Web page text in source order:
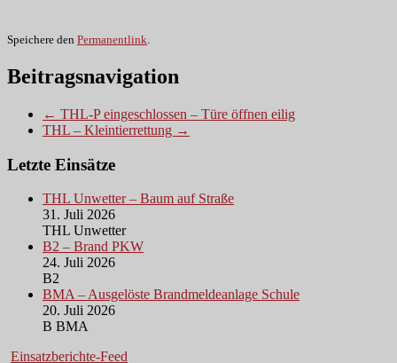
Speichere den Permanentlink.
Beitragsnavigation
← THL-P eingeschlossen – Türe öffnen eilig
THL – Kleintierrettung →
Letzte Einsätze
THL Unwetter – Baum auf Straße
31. Juli 2026
THL Unwetter
B2 – Brand PKW
24. Juli 2026
B2
BMA – Ausgelöste Brandmeldeanlage Schule
20. Juli 2026
B BMA
Einsatzberichte-Feed